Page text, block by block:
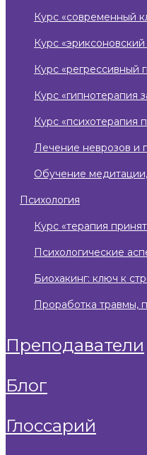
курс «современный
курс
курс «регрессивный
курс
курс «психотерапия
лечение неврозов
обучение
психология
курс «терапия
психологические
биохакинг: ключ к
проработка
преподаватели
блог
глоссарий